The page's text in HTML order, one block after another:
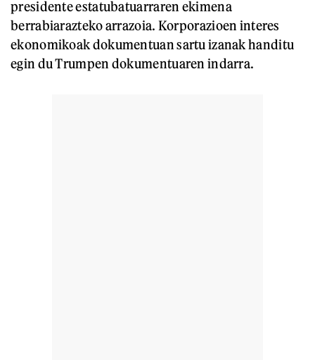
presidente estatubatuarraren ekimena
berrabiarazteko arrazoia. Korporazioen interes
ekonomikoak dokumentuan sartu izanak handitu
egin du Trumpen dokumentuaren indarra.